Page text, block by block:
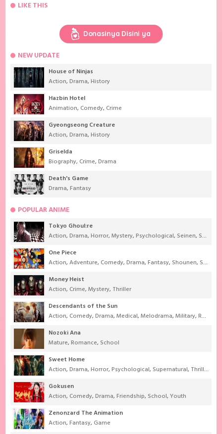
LIKE THIS
Donasinya Disini ya
NEW UPDATE
House of Ninjas
Action,Drama,History
Hazbin Hotel
Animation, Comedy, Crime
Gyeongseong Creature
Action,Drama,History
Griselda
Biography, Crime,Drama
Death's Game
Drama,Fantasy
POPULAR ANIME
Tokyo Ghoul:re
Action,Drama,Horror,Mystery,Psychological, Seinen, Supernatural
One Piece
Action,Adventure, Comedy,Drama,Fantasy, Shounen, Super Power
Money Heist
Action, Crime,Mystery, Thriller
Descendants of the Sun
Action, Comedy,Drama,Medical,Melodrama,Military,Romance
Nozoki Ana
Mature,Romance, School
Sweet Home
Action,Drama,Horror,Psychological, Supernatural, Thriller
Gokusen
Action, Comedy,Drama,Friendship, School,Youth
Zenonzard The Animation
Action,Fantasy, Game